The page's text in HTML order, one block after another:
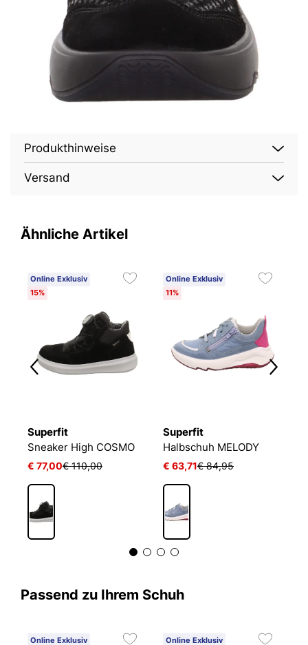
Produkthinweise
Versand
Ähnliche Artikel
Online Exklusiv
15%
Superfit
Sneaker High COSMO
€ 77,00€ 110,00
Online Exklusiv
11%
Superfit
Halbschuh MELODY
€ 63,71€ 84,95
Passend zu Ihrem Schuh
Online Exklusiv
Online Exklusiv